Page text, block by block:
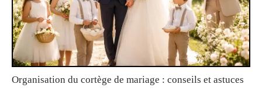
Organisation du cortège de mariage : conseils et astuces